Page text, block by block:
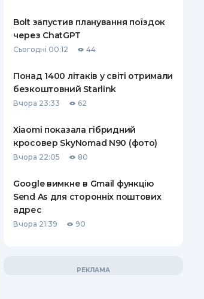
ПУТІВНИКИ ПО
СТРАХУВАННЮ
ВСІ СТРАХОВІ ПОЛІСИ
СТРАХОВІ КОМПАНІЇ
ВІДГУКИ ПРО СТРАХОВІ
ДОСТАВКА І ОПЛАТА
КОНТАКТИ
Bolt запустив планування поїздок
через ChatGPT
Сьогодні 00:12 44
Понад 1400 літаків у світі отримали
безкоштовний Starlink
Вчора 23:33 62
Xiaomi показала гібридний
кросовер SkyNomad N90 (фото)
Вчора 22:05 80
Google вимкне в Gmail функцію
Send As для сторонніх поштових
адрес
Вчора 21:39 90